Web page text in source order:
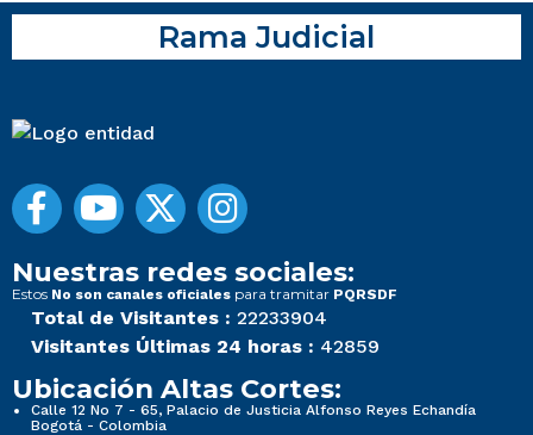
Rama Judicial
Nuestras redes sociales:
Estos No son canales oficiales para tramitar PQRSDF
Total de Visitantes : 22233904
Visitantes Últimas 24 horas : 42859
Ubicación Altas Cortes:
Calle 12 No 7 - 65, Palacio de Justicia Alfonso Reyes Echandía
Bogotá - Colombia